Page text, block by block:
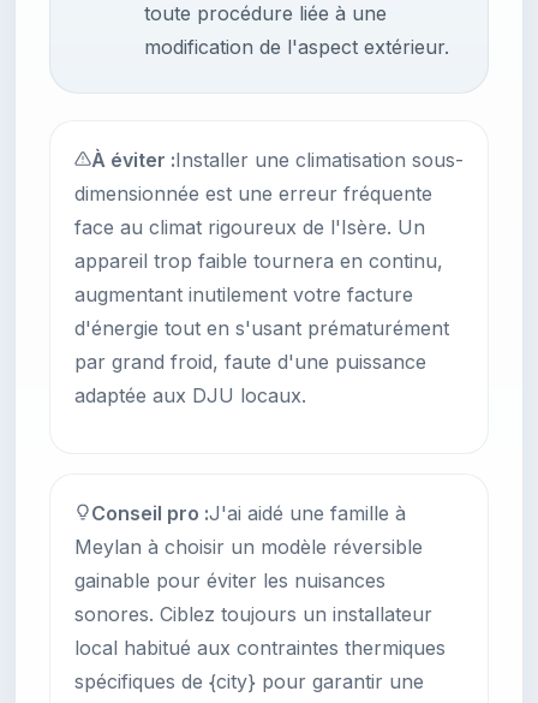
toute procédure liée à une
modification de l'aspect extérieur.
À éviter :Installer une climatisation sous-
dimensionnée est une erreur fréquente
face au climat rigoureux de l'Isère. Un
appareil trop faible tournera en continu,
augmentant inutilement votre facture
d'énergie tout en s'usant prématurément
par grand froid, faute d'une puissance
adaptée aux DJU locaux.
Conseil pro :J'ai aidé une famille à
Meylan à choisir un modèle réversible
gainable pour éviter les nuisances
sonores. Ciblez toujours un installateur
local habitué aux contraintes thermiques
spécifiques de {city} pour garantir une